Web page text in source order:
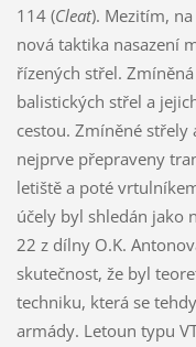
114 (Cleat). Mezitím,
nová taktika nasazení
řízených střel.
balistických střel a
cestou. Zmíněné
nejprve přepraveny
letiště a poté
účely byl shledán jako
22 z dílny O.K.
skutečnost, že byl
techniku, která se
armády. Letoun typu